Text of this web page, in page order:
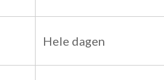
Hele dagen